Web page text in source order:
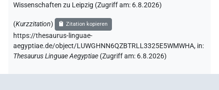
Wissenschaften zu Leipzig (Zugriff am: 6.8.2026)
(Kurzzitation) Zitation kopieren
https://thesaurus-linguae-
aegyptiae.de/object/LUWGHNN6QZBTRLL3325E5WMWHA, in:
Thesaurus Linguae Aegyptiae (Zugriff am: 6.8.2026)